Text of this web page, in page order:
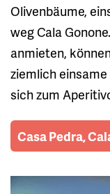
Olivenbäume,
weg Cala
anmieten,
ziemlich
sich zum
Casa Pedra,